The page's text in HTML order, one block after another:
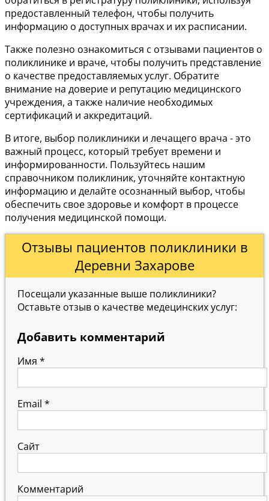
предоставленный телефон, чтобы получить
информацию о доступных врачах и их расписании.
Также полезно ознакомиться с отзывами пациентов о
поликлинике и враче, чтобы получить представление
о качестве предоставляемых услуг. Обратите
внимание на доверие и репутацию медицинского
учреждения, а также наличие необходимых
сертификаций и аккредитаций.
В итоге, выбор поликлиники и лечащего врача - это
важный процесс, который требует времени и
информированности. Пользуйтесь нашим
справочником поликлиник, уточняйте контактную
информацию и делайте осознанный выбор, чтобы
обеспечить свое здоровье и комфорт в процессе
получения медицинской помощи.
Отзывы пациентов поликлиники в
Деревни Захарове
Посещали указанные выше поликлиники?
Оставьте отзыв о качестве медецинских услуг:
Добавить комментарий
Имя *
Email *
Сайт
Комментарий